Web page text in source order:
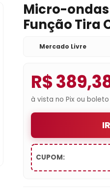
Micro-ondas
Função Tira
Mercado Livre
R$
à vista no Pix ou boleto
CUPOM: